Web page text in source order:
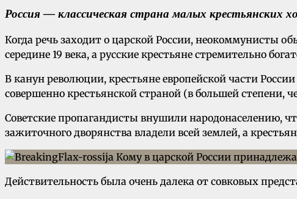
Россия — классическая страна малых крестьянских
Когда речь заходит о царской России, неокоммунисты
середине 19 века, а русские крестьяне стремительно
В канун революции, крестьяне европейской части
совершенно крестьянской страной (в большей степени,
Советские пропагандисты внушили народонаселению,
зажиточного дворянства владели всей землей, а
Действительность была очень далека от совковых